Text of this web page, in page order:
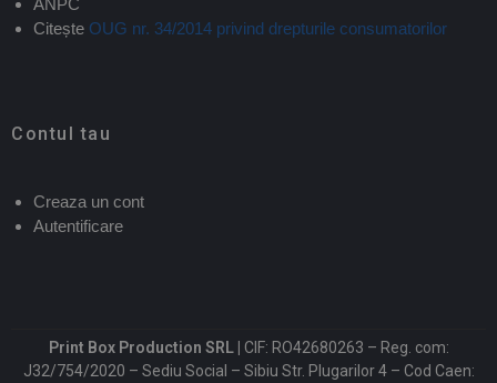
ANPC
Citește OUG nr. 34/2014 privind drepturile consumatorilor
Contul tau
Creaza un cont
Autentificare
Print Box Production SRL | CIF: RO42680263 – Reg. com:
J32/754/2020 – Sediu Social – Sibiu Str. Plugarilor 4 – Cod Caen: